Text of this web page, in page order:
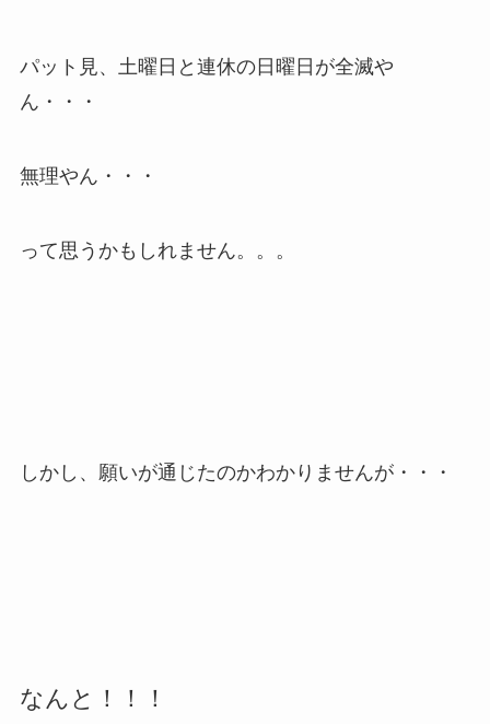
パット見、土曜日と連休の日曜日が全滅や
ん・・・
無理やん・・・
って思うかもしれません。。。
しかし、願いが通じたのかわかりませんが・・・
なんと！！！